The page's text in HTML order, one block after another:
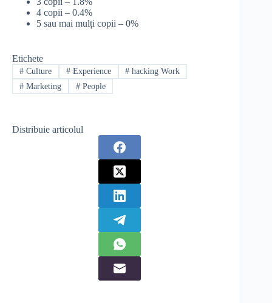
4 copii – 0.4%
5 sau mai mulți copii – 0%
Etichete
#Culture #Experience # hacking Work
#Marketing #People
Distribuie articolul